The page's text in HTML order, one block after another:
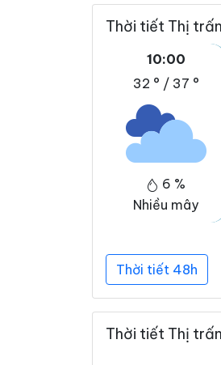
Thời tiết Thị
10:00
32 ° / 37 °
6 %
Nhiều mây
Thời tiết 48h
Thời tiết Thị